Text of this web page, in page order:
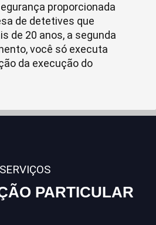
proporcionada
de detetives que
de 20 anos, a segunda
você só executa
da execução do
SERVIÇOS
PARTICULAR